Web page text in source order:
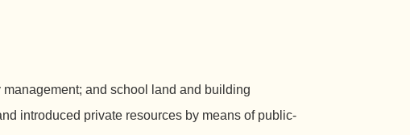
and school land and building
introduced private resources by means of public-